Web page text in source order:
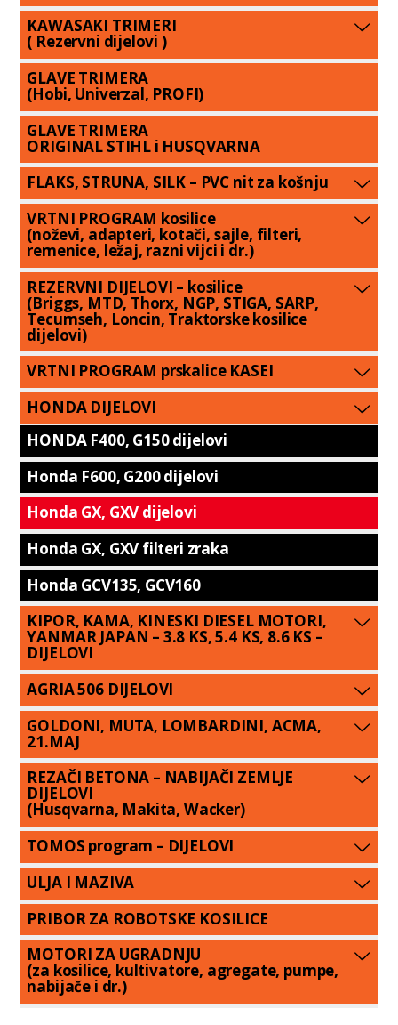
KAWASAKI TRIMERI
( Rezervni dijelovi )
GLAVE TRIMERA
(Hobi, Univerzal, PROFI)
GLAVE TRIMERA
ORIGINAL STIHL i HUSQVARNA
FLAKS, STRUNA, SILK – PVC nit za košnju
VRTNI PROGRAM kosilice
(noževi, adapteri, kotači, sajle, filteri,
remenice, ležaj, razni vijci i dr.)
REZERVNI DIJELOVI – kosilice
(Briggs, MTD, Thorx, NGP, STIGA, SARP,
Tecumseh, Loncin, Traktorske kosilice
dijelovi)
VRTNI PROGRAM prskalice KASEI
HONDA DIJELOVI
HONDA F400, G150 dijelovi
Honda F600, G200 dijelovi
Honda GX, GXV dijelovi
Honda GX, GXV filteri zraka
Honda GCV135, GCV160
KIPOR, KAMA, KINESKI DIESEL MOTORI,
YANMAR JAPAN – 3.8 KS, 5.4 KS, 8.6 KS –
DIJELOVI
AGRIA 506 DIJELOVI
GOLDONI, MUTA, LOMBARDINI, ACMA,
21.MAJ
REZAČI BETONA – NABIJAČI ZEMLJE
DIJELOVI
(Husqvarna, Makita, Wacker)
TOMOS program – DIJELOVI
ULJA I MAZIVA
PRIBOR ZA ROBOTSKE KOSILICE
MOTORI ZA UGRADNJU
(za kosilice, kultivatore, agregate, pumpe,
nabijače i dr.)